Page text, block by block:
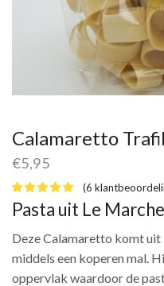
Calamaretto
€5,95
(6
Pasta uit Le Marche
Deze Calamaretto komt uit
middels een koperen mal.
oppervlak waardoor de